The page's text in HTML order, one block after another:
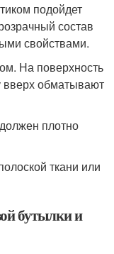
подойдет
состав
свойствами.
На поверхность
вверх обматывают
плотно
ткани или
бутылки и